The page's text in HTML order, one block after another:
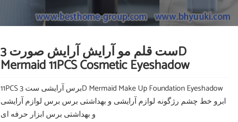
ست قلم مو آرایش آرایش صورت 3D
Mermaid 11PCS Cosmetic Eyeshadow
11PCS برس آرایشی ست 3D Mermaid Make Up Foundation Eyeshadow
ابرو خط چشم رژگونه لوازم آرایشی و بهداشتی برس برس لوازم آرایشی
و بهداشتی برس ابزار حرفه ای